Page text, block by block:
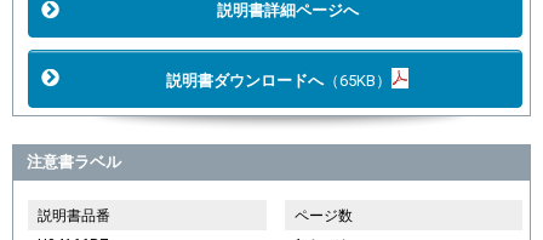
説明書詳細ページへ
説明書ダウンロードへ（65KB）
注意書ラベル
説明書品番
ページ数